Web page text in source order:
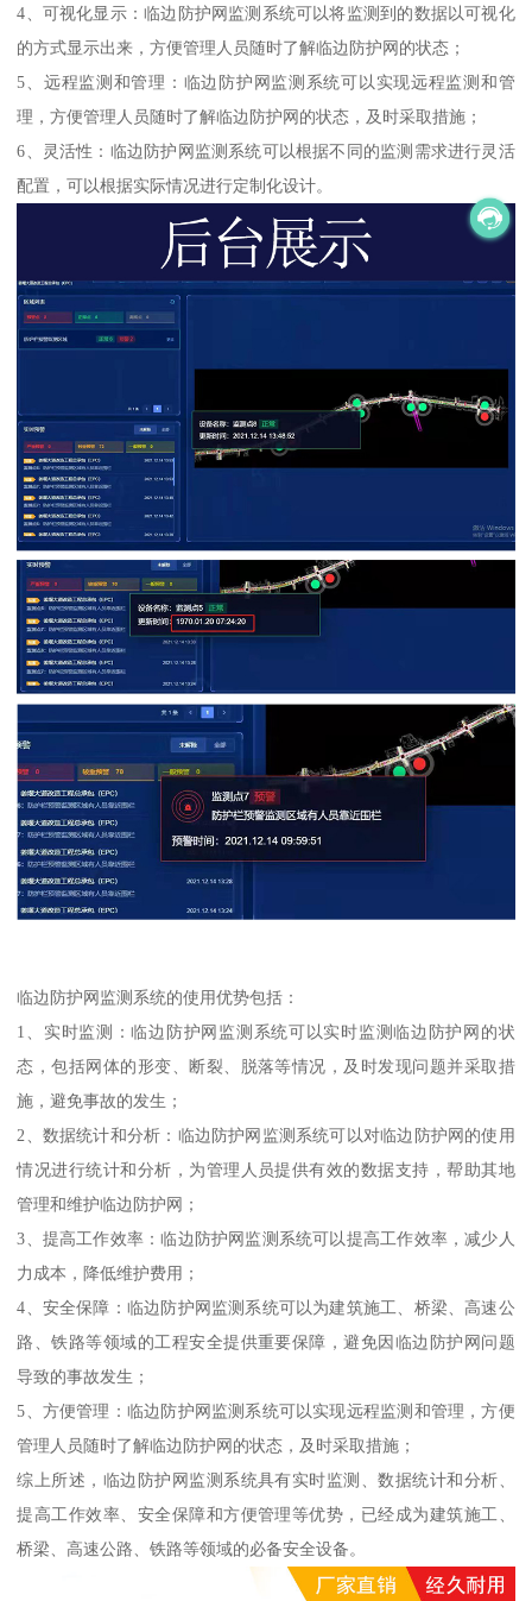
4、可视化显示：临边防护网监测系统可以将监测到的数据以可视化
的方式显示出来，方便管理人员随时了解临边防护网的状态；
5、远程监测和管理：临边防护网监测系统可以实现远程监测和管
理，方便管理人员随时了解临边防护网的状态，及时采取措施；
6、灵活性：临边防护网监测系统可以根据不同的监测需求进行灵活
配置，可以根据实际情况进行定制化设计。
临边防护网监测系统的使用优势包括：
1、实时监测：临边防护网监测系统可以实时监测临边防护网的状
态，包括网体的形变、断裂、脱落等情况，及时发现问题并采取措
施，避免事故的发生；
2、数据统计和分析：临边防护网监测系统可以对临边防护网的使用
情况进行统计和分析，为管理人员提供有效的数据支持，帮助其地
管理和维护临边防护网；
3、提高工作效率：临边防护网监测系统可以提高工作效率，减少人
力成本，降低维护费用；
4、安全保障：临边防护网监测系统可以为建筑施工、桥梁、高速公
路、铁路等领域的工程安全提供重要保障，避免因临边防护网问题
导致的事故发生；
5、方便管理：临边防护网监测系统可以实现远程监测和管理，方便
管理人员随时了解临边防护网的状态，及时采取措施；
综上所述，临边防护网监测系统具有实时监测、数据统计和分析、
提高工作效率、安全保障和方便管理等优势，已经成为建筑施工、
桥梁、高速公路、铁路等领域的必备安全设备。